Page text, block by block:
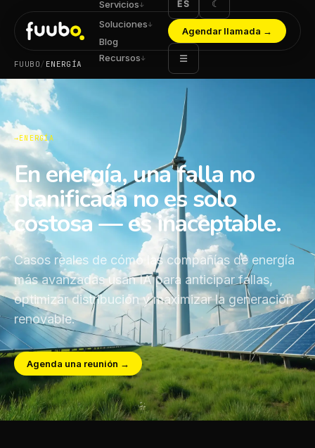
Servicios↓
Soluciones↓
Blog
Recursos↓
ES ☾
Agendar llamada →
☰
FUUBO/ ENERGÍA
ENERGÍA
En energía, una falla no
planificada no es solo
costosa — es inaceptable.
Casos reales de cómo las compañías de energía
más avanzadas usan IA para anticipar fallas,
optimizar distribución y maximizar la generación
renovable.
Agenda una reunión →